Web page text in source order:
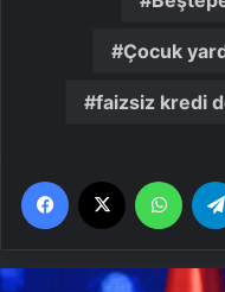
Çocuk
faizsiz kredi
Facebook